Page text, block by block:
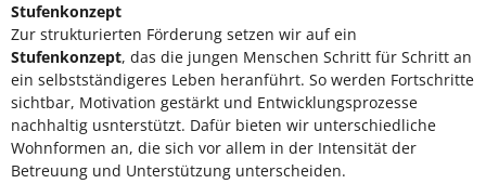
Stufenkonzept
Zur strukturierten Förderung setzen wir auf ein
Stufenkonzept, das die jungen Menschen Schritt für Schritt an
ein selbstständigeres Leben heranführt. So werden Fortschritte
sichtbar, Motivation gestärkt und Entwicklungsprozesse
nachhaltig usnterstützt. Dafür bieten wir unterschiedliche
Wohnformen an, die sich vor allem in der Intensität der
Betreuung und Unterstützung unterscheiden.